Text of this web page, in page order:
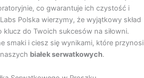
co gwarantuje ich czystość i
Polska wierzymy, że wyjątkowy skład
do Twoich sukcesów na siłowni.
smaki i ciesz się wynikami, które przynosi
białek serwatkowych.